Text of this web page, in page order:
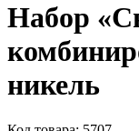
Набор
никель